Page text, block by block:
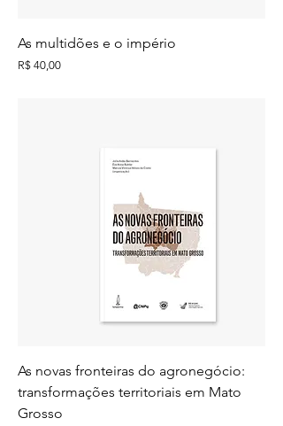
As multidões e o império
Preço
R$ 40,00
As novas fronteiras do agronegócio:
transformações territoriais em Mato
Grosso